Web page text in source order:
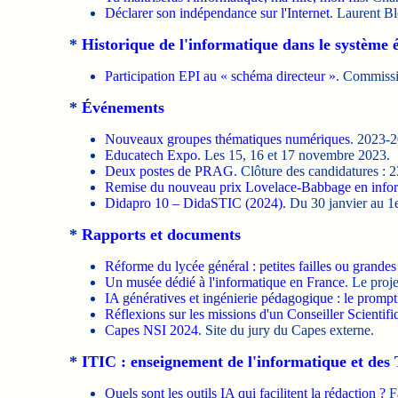
Déclarer son indépendance sur l'Internet. Laurent
* Historique de l'informatique dans le système
Participation EPI au « schéma directeur ».
* Événements
Nouveaux groupes thématiques numériques. 2023-
Educatech Expo. Les 15, 16 et 17 novembre 2023.
Deux postes de PRAG. Clôture des candidatures :
Remise du nouveau prix Lovelace-Babbage en
Didapro 10 – DidaSTIC (2024). Du 30 janvier au
* Rapports et documents
Réforme du lycée général : petites failles ou
Un musée dédié à l'informatique en France. Le
IA génératives et ingénierie pédagogique : le
Réflexions sur les missions d'un Conseiller
Capes NSI 2024. Site du jury du Capes externe.
* ITIC : enseignement de l'informatique et des
Quels sont les outils IA qui facilitent la rédaction ?